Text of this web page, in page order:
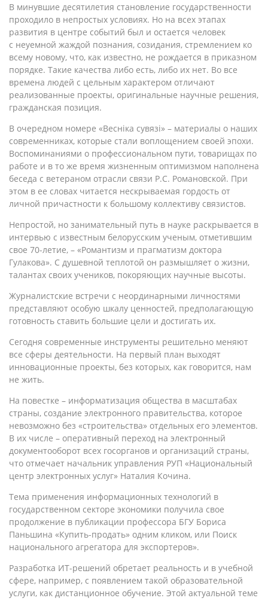
В минувшие десятилетия становление государственности
проходило в непростых условиях. Но на всех этапах
развития в центре событий был и остается человек
с неуемной жаждой познания, созидания, стремлением ко
всему новому, что, как известно, не рождается в приказном
порядке. Такие качества либо есть, либо их нет. Во все
времена людей с цельным характером отличают
реализованные проекты, оригинальные научные решения,
гражданская позиция.
В очередном номере «Веснiка сувязi» – материалы о наших
современниках, которые стали воплощением своей эпохи.
Воспоминаниями о профессиональном пути, товарищах по
работе и в то же время жизненным оптимизмом наполнена
беседа с ветераном отрасли связи Р.С. Романовской. При
этом в ее словах читается нескрываемая гордость от
личной причастности к большому коллективу связистов.
Непростой, но занимательный путь в науке раскрывается в
интервью с известным белорусским ученым, отметившим
свое 70-летие, – «Романтизм и прагматизм доктора
Гулакова». С душевной теплотой он размышляет о жизни,
талантах своих учеников, покоряющих научные высоты.
Журналистские встречи с неординарными личностями
представляют особую шкалу ценностей, предполагающую
готовность ставить большие цели и достигать их.
Сегодня современные инструменты решительно меняют
все сферы деятельности. На первый план выходят
инновационные проекты, без которых, как говорится, нам
не жить.
На повестке – информатизация общества в масштабах
страны, создание электронного правительства, которое
невозможно без «строительства» отдельных его элементов.
В их числе – оперативный переход на электронный
документооборот всех госорганов и организаций страны,
что отмечает начальник управления РУП «Национальный
центр электронных услуг» Наталия Кочина.
Тема применения информационных технологий в
государственном секторе экономики получила свое
продолжение в публикации профессора БГУ Бориса
Паньшина «Купить-продать» одним кликом, или Поиск
национального агрегатора для экспортеров».
Разработка ИТ-решений обретает реальность и в учебной
сфере, например, с появлением такой образовательной
услуги, как дистанционное обучение. Этой актуальной теме